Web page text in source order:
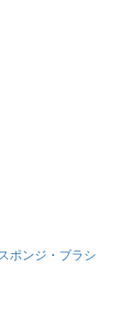
スポンジ・ブラシ